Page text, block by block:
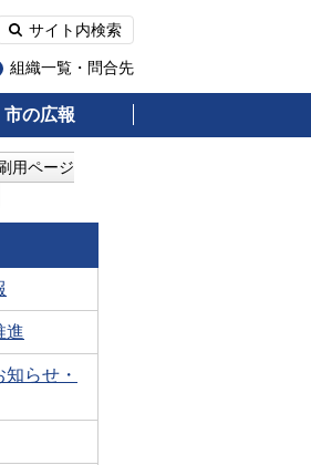
サイト内検索
組織一覧・問合先
市の広報
用ページ
進
らせ・